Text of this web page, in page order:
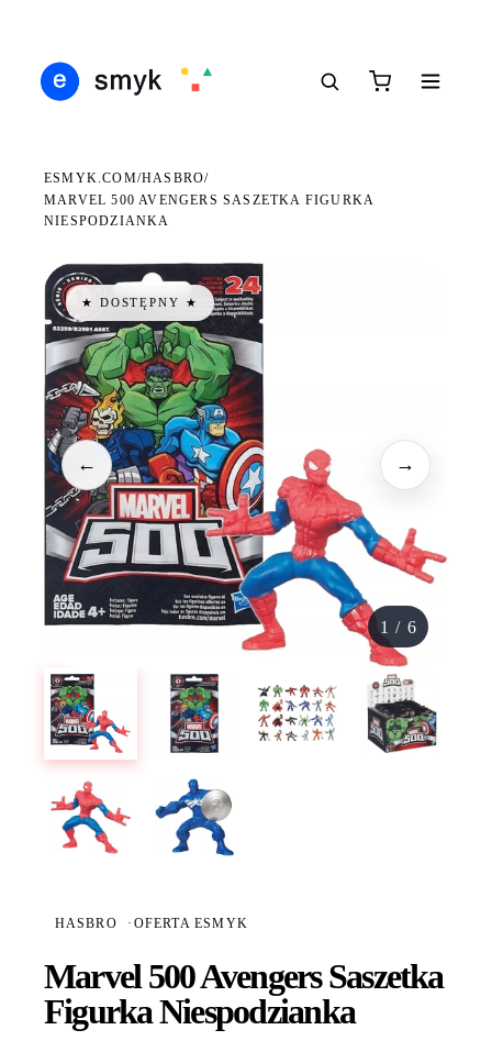
ESMYK.COM/HASBRO/
MARVEL 500 AVENGERS SASZETKA FIGURKA
NIESPODZIANKA
★ DOSTĘPNY ★
← →
1 / 6
HASBRO · OFERTA ESMYK
Marvel 500 Avengers Saszetka
Figurka Niespodzianka